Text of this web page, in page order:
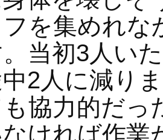
を集めれな
当初3人い
2人に減り
協力的だっ
ければ作業